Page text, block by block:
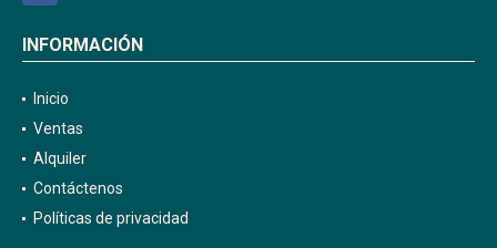
INFORMACIÓN
Inicio
Ventas
Alquiler
Contáctenos
Políticas de privacidad